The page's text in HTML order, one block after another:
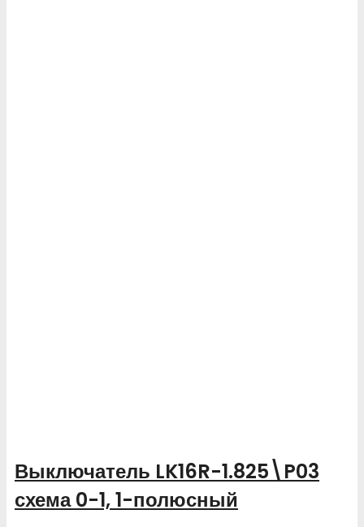
Выключатель LK16R-1.825\P03
схема 0-1, 1-полюсный